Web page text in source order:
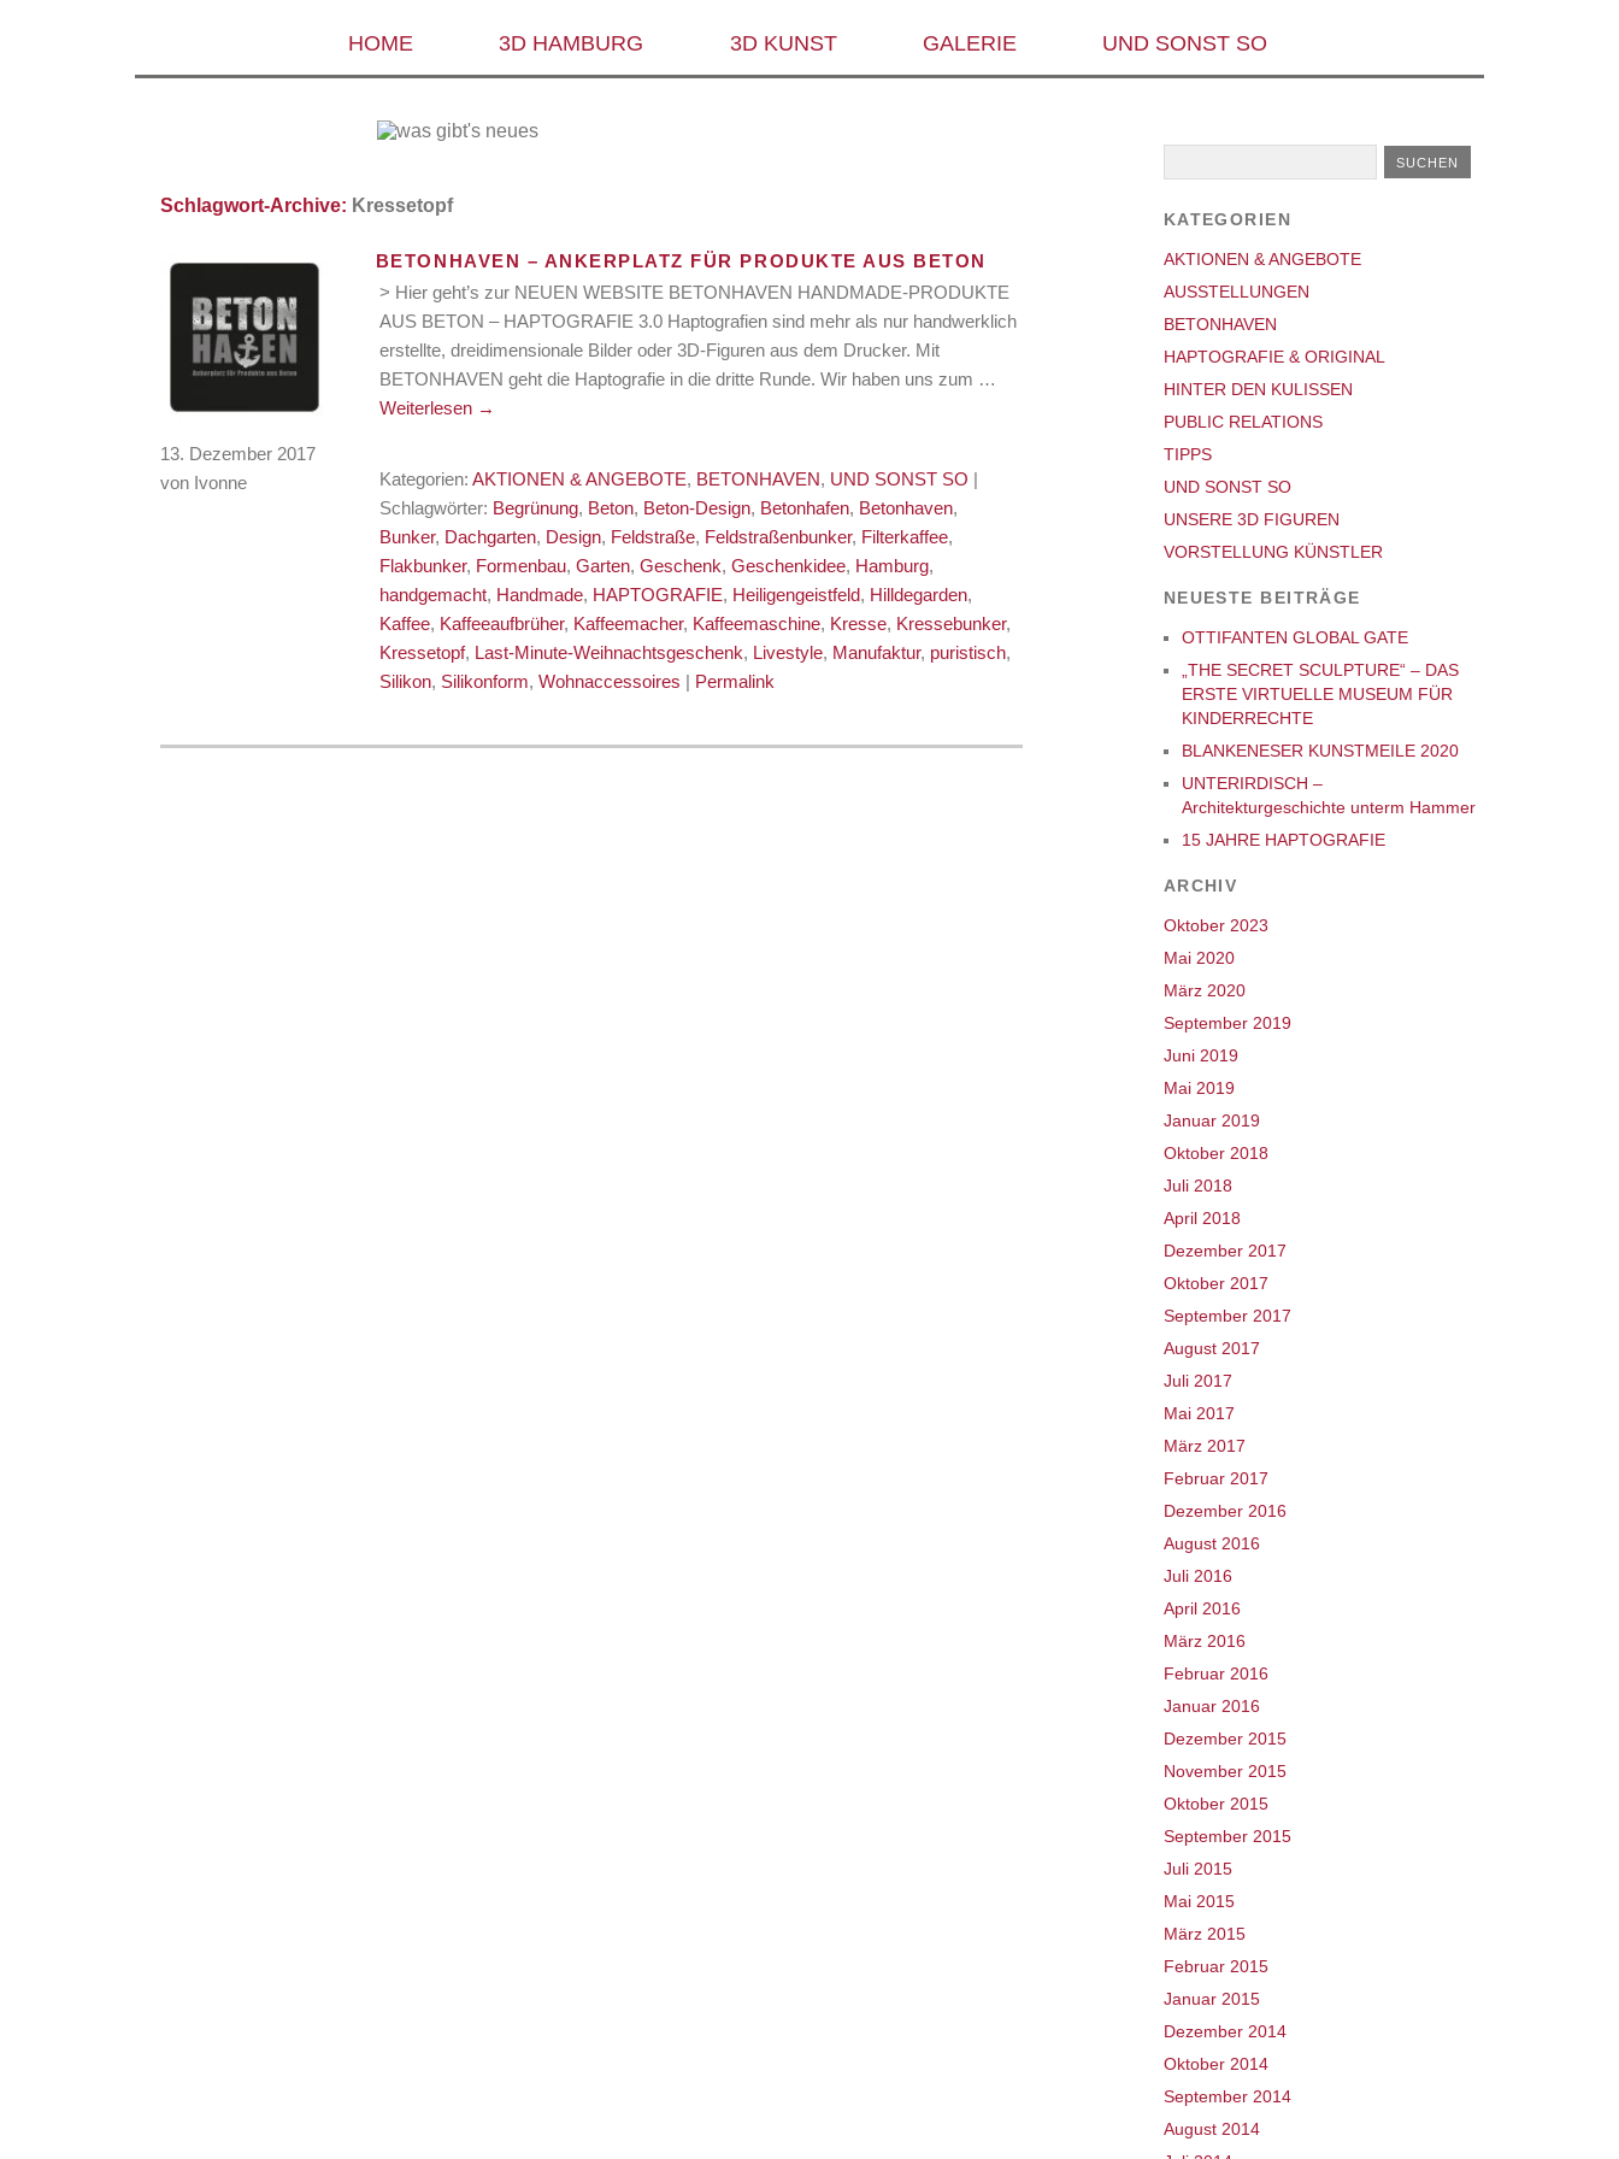
HOME 3D HAMBURG 3D KUNST GALERIE UND SONST SO
Schlagwort-Archive: Kressetopf
13. Dezember 2017
von Ivonne
BETONHAVEN – ANKERPLATZ FÜR PRODUKTE AUS BETON
> Hier geht’s zur NEUEN WEBSITE BETONHAVEN HANDMADE-PRODUKTE
AUS BETON – HAPTOGRAFIE 3.0 Haptografien sind mehr als nur handwerklich
erstellte, dreidimensionale Bilder oder 3D-Figuren aus dem Drucker. Mit
BETONHAVEN geht die Haptografie in die dritte Runde. Wir haben uns zum …
Weiterlesen →
Kategorien:AKTIONEN & ANGEBOTE, BETONHAVEN, UND SONST SO |
Schlagwörter: Begrünung, Beton, Beton-Design, Betonhafen, Betonhaven,
Bunker, Dachgarten, Design, Feldstraße, Feldstraßenbunker, Filterkaffee,
Flakbunker, Formenbau,Garten,Geschenk,Geschenkidee, Hamburg,
handgemacht, Handmade, HAPTOGRAFIE, Heiligengeistfeld, Hilldegarden,
Kaffee, Kaffeeaufbrüher, Kaffeemacher, Kaffeemaschine, Kresse, Kressebunker,
Kressetopf, Last-Minute-Weihnachtsgeschenk, Livestyle, Manufaktur, puristisch,
Silikon, Silikonform,Wohnaccessoires | Permalink
KATEGORIEN
AKTIONEN & ANGEBOTE
AUSSTELLUNGEN
BETONHAVEN
HAPTOGRAFIE & ORIGINAL
HINTER DEN KULISSEN
PUBLIC RELATIONS
TIPPS
UND SONST SO
UNSERE 3D FIGUREN
VORSTELLUNG KÜNSTLER
NEUESTE BEITRÄGE
OTTIFANTEN GLOBAL GATE
„THE SECRET SCULPTURE“ – DAS
ERSTE VIRTUELLE MUSEUM FÜR
KINDERRECHTE
BLANKENESER KUNSTMEILE 2020
UNTERIRDISCH –
Architekturgeschichte unterm Hammer
15 JAHRE HAPTOGRAFIE
ARCHIV
Oktober 2023
Mai 2020
März 2020
September 2019
Juni 2019
Mai 2019
Januar 2019
Oktober 2018
Juli 2018
April 2018
Dezember 2017
Oktober 2017
September 2017
August 2017
Juli 2017
Mai 2017
März 2017
Februar 2017
Dezember 2016
August 2016
Juli 2016
April 2016
März 2016
Februar 2016
Januar 2016
Dezember 2015
November 2015
Oktober 2015
September 2015
Juli 2015
Mai 2015
März 2015
Februar 2015
Januar 2015
Dezember 2014
Oktober 2014
September 2014
August 2014